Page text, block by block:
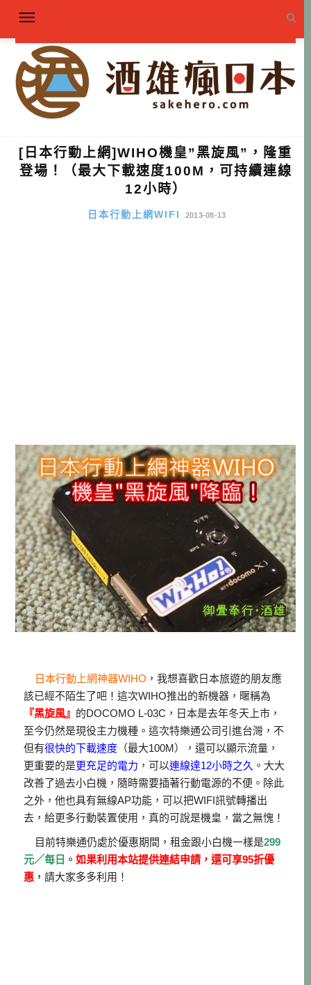
[日本行動上網]WIHO機皇”黑旋風”，隆重
登場！（最大下載速度100M，可持續連線
12小時）
日本行動上網WIFI 2013-08-13
日本行動上網神器WIHO ，我想喜歡日本旅遊的朋友應
該已經不陌生了吧！這次WIHO推出的新機器，暱稱為
『黑旋風』 的DOCOMO L-03C，日本是去年冬天上市，
至今仍然是現役主力機種。這次特樂通公司引進台灣，不
但有很快的下載速度 （最大100M），還可以顯示流量，
更重要的是更充足的電力 ，可以連線達12小時之久 。大大
改善了過去小白機，隨時需要插著行動電源的不便。除此
之外，他也具有無線AP功能，可以把WIFI訊號轉播出
去，給更多行動裝置使用，真的可說是機皇，當之無愧！
目前特樂通仍處於優惠期間，租金跟小白機一樣是299
元／每日 。如果利用本站提供連結申請，還可享95折優
惠 ，請大家多多利用！